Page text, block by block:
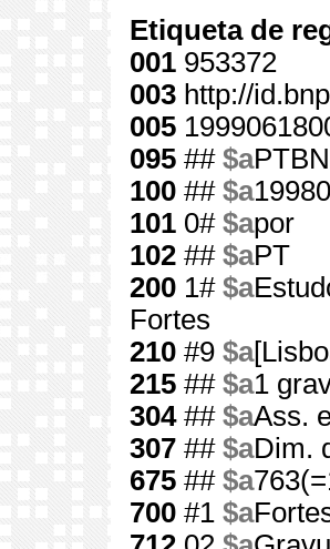
Etiqueta de
001 953372
003 http://
005
095 ## $a
100 ## $a
101 0# $apor
102 ## $aPT
200 1# $a
Fortes
210 #9 $a
215 ## $a1
304## $aAss.
307 ## $aDim.
675 ## $a
700 #1 $a